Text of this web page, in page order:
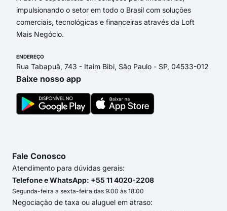
impulsionando o setor em todo o Brasil com soluções
comerciais, tecnológicas e financeiras através da Loft
Mais Negócio.
ENDEREÇO
Rua Tabapuã, 743 - Itaim Bibi, São Paulo - SP, 04533-012
Baixe nosso app
Fale Conosco
Atendimento para dúvidas gerais:
Telefone e WhatsApp: +55 11 4020-2208
Segunda-feira a sexta-feira das 9:00 às 18:00
Negociação de taxa ou aluguel em atraso: